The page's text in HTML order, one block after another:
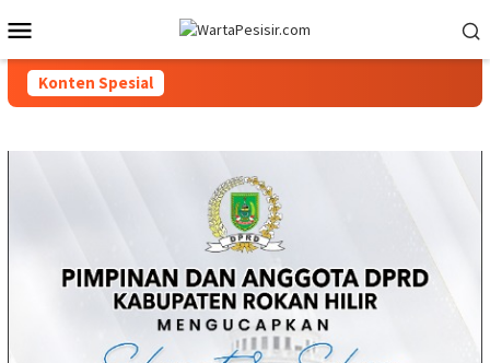
ke
kontenMobile
Konten Spesial